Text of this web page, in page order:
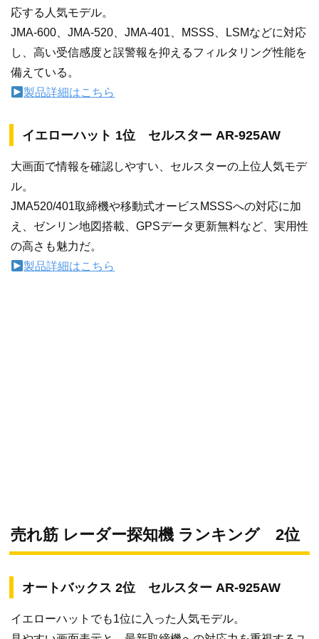
応する人気モデル。
JMA-600、JMA-520、JMA-401、MSSS、LSMなどに対応
し、高い受信感度と誤警報を抑えるフィルタリング性能を
備えている。
製品詳細はこちら
イエローハット 1位 セルスター AR-925AW
大画面で情報を確認しやすい、セルスターの上位人気モデ
ル。
JMA520/401取締機や移動式オービスMSSSへの対応に加
え、ゼンリン地図搭載、GPSデータ更新無料など、実用性
の高さも魅力だ。
製品詳細はこちら
売れ筋 レーダー探知機 ランキング 2位
オートバックス 2位 セルスター AR-925AW
イエローハットでも1位に入った人気モデル。